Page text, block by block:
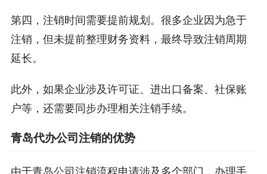
第四，注销时间需要提前规划。很多企业因为急于
注销，但未提前整理财务资料，最终导致注销周期
延长。
此外，如果企业涉及许可证、进出口备案、社保账
户等，还需要同步办理相关注销手续。
青岛代办公司注销的优势